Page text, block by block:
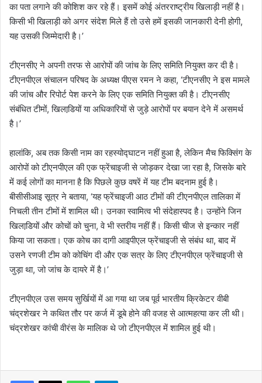
का पता लगाने की कोशिश कर रहे हैं। इसमें कोई अंतरराष्ट्रीय खिलाड़ी नहीं है।
किसी भी खिलाड़ी को अगर संदेश मिले हैं तो उसे हमें इसकी जानकारी देनी होगी,
यह उसकी जिम्मेदारी है।’
टीएनसीए ने अपनी तरफ से आरोपों की जांच के लिए समिति नियुक्त कर दी है।
टीएनपीएल संचालन परिषद के अध्यक्ष पीएस रमन ने कहा, ‘टीएनसीए ने इस मामले
की जांच और रिपोर्ट पेश करने के लिए एक समिति नियुक्त की है। टीएनसीए
संबंधित टीमों, खिलाडि़यों या अधिकारियों से जुड़े आरोपों पर बयान देने में असमर्थ
है।’
हालांकि, अब तक किसी नाम का रहस्योद्घाटन नहीं हुआ है, लेकिन मैच फिक्सिंग के
आरोपों को टीएनपीएल की एक फ्रेंचाइजी से जोड़कर देखा जा रहा है, जिसके बारे
में कई लोगों का मानना है कि पिछले कुछ वषरें में यह टीम बदनाम हुई है।
बीसीसीआइ सूत्र ने बताया, ‘यह फ्रेंचाइजी आठ टीमों की टीएनपीएल तालिका में
निचली तीन टीमों में शामिल थी। उनका स्वामित्व भी संदेहास्पद है। उन्होंने जिन
खिलाडि़यों और कोचों को चुना, वे भी स्तरीय नहीं हैं। किसी चीज से इन्कार नहीं
किया जा सकता। एक कोच का दागी आइपीएल फ्रेंचाइजी से संबंध था, बाद में
उसने रणजी टीम को कोचिंग दी और एक सत्र के लिए टीएनपीएल फ्रेंचाइजी से
जुड़ा था, जो जांच के दायरे में है।’
टीएनपीएल उस समय सुर्खियों में आ गया था जब पूर्व भारतीय क्रिकेटर वीबी
चंद्रशेखर ने कथित तौर पर कर्ज में डूबे होने की वजह से आत्महत्या कर ली थी।
चंद्रशेखर कांची वीरंस के मालिक थे जो टीएनपीएल में शामिल हुई थी।